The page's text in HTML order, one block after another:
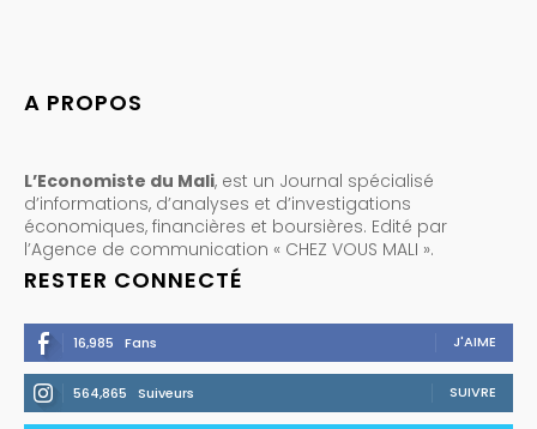
A PROPOS
L’Economiste du Mali, est un Journal spécialisé
d’informations, d’analyses et d’investigations
économiques, financières et boursières. Edité par
l’Agence de communication « CHEZ VOUS MALI ».
RESTER CONNECTÉ
16,985 Fans J'AIME
564,865 Suiveurs SUIVRE